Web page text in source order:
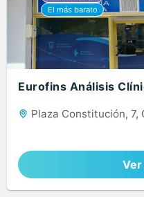
Eurofins Análisis
Plaza Constitución,